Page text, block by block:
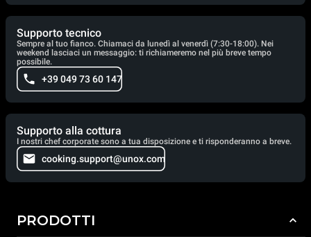
Supporto tecnico
Sempre al tuo fianco. Chiamaci da lunedì al venerdì (7:30-18:00). Nei
weekend lasciaci un messaggio: ti richiameremo nel più breve tempo
possibile.
+39 049 73 60 147
Supporto alla cottura
I nostri chef corporate sono a tua disposizione e ti risponderanno a breve.
cooking.support@unox.com
PRODOTTI